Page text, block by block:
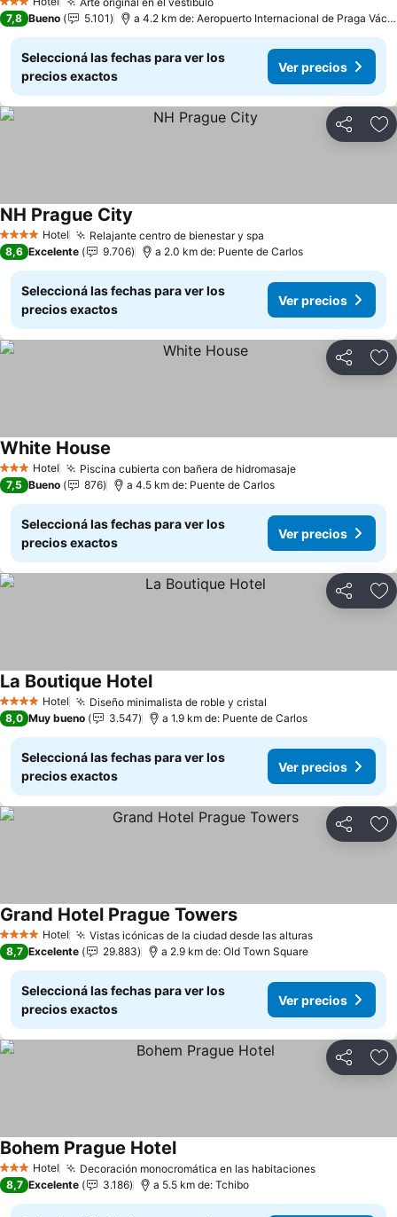
3 Estrellas
7,8 Bueno 5.101 a 4.2 km de: Aeropuerto Internacional de Praga Václav Havel
Seleccioná las fechas para ver los
precios exactos
Ver precios
Compartir
4 EstrellasHotel Relajante centro de bienestar y spa
NH Prague City
8,6 Excelente 9.706 a 2.0 km de: Puente de Carlos
Seleccioná las fechas para ver los
precios exactos
Ver precios
Compartir
3 Estrellas
Hotel Piscina cubierta con bañera de hidromasaje
White House
7,5 Bueno 876 a 4.5 km de: Puente de Carlos
Seleccioná las fechas para ver los
precios exactos
Ver precios
Compartir
4 EstrellasHotel Diseño minimalista de roble y cristal
La Boutique Hotel
8,0 Muy bueno 3.547 a 1.9 km de: Puente de Carlos
Seleccioná las fechas para ver los
precios exactos
Ver precios
Compartir
4 EstrellasHotel Vistas icónicas de la ciudad desde las alturas
Grand Hotel Prague Towers
8,7 Excelente 29.883 a 2.9 km de: Old Town Square
Seleccioná las fechas para ver los
precios exactos
Ver precios
Compartir
3 Estrellas
Hotel Decoración monocromática en las habitaciones
Bohem Prague Hotel
8,7 Excelente 3.186 a 5.5 km de: Tchibo